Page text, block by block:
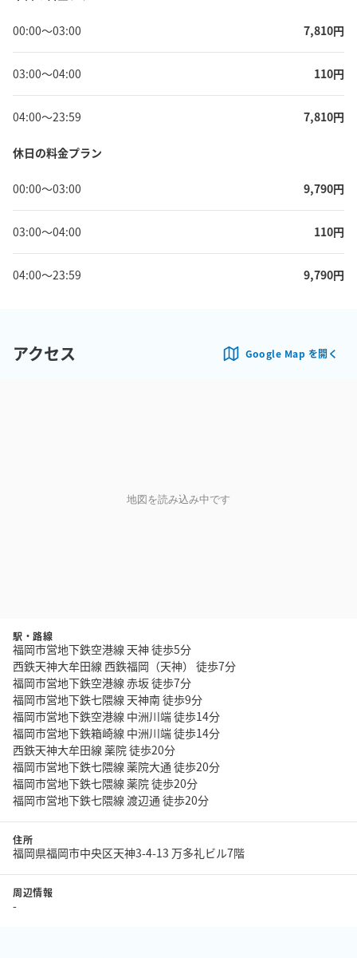
00:00〜03:00 7,810円
03:00〜04:00 110円
04:00〜23:59 7,810円
休日の料金プラン
00:00〜03:00 9,790円
03:00〜04:00 110円
04:00〜23:59 9,790円
アクセス Google Map を開く
地図を読み込み中です
駅・路線
福岡市営地下鉄空港線 天神 徒歩5分
西鉄天神大牟田線 西鉄福岡（天神） 徒歩7分
福岡市営地下鉄空港線 赤坂 徒歩7分
福岡市営地下鉄七隈線 天神南 徒歩9分
福岡市営地下鉄空港線 中洲川端 徒歩14分
福岡市営地下鉄箱崎線 中洲川端 徒歩14分
西鉄天神大牟田線 薬院 徒歩20分
福岡市営地下鉄七隈線 薬院大通 徒歩20分
福岡市営地下鉄七隈線 薬院 徒歩20分
福岡市営地下鉄七隈線 渡辺通 徒歩20分
住所
福岡県福岡市中央区天神3-4-13 万多礼ビル7階
周辺情報
-